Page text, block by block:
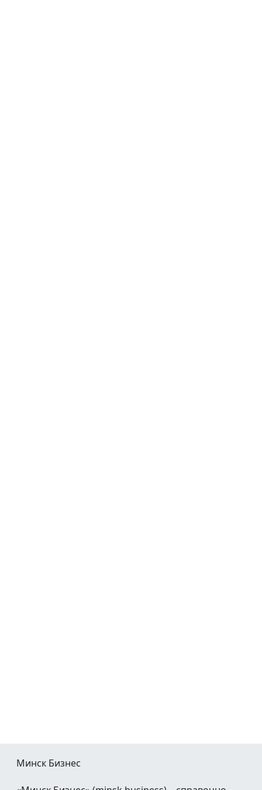
Минск Бизнес